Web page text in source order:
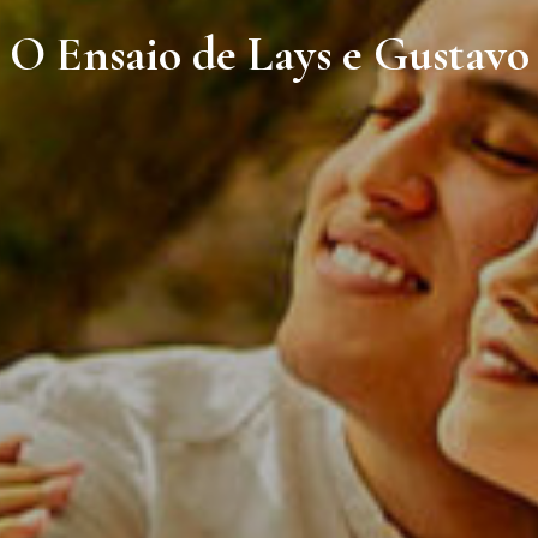
O Ensaio de Lays e Gustavo